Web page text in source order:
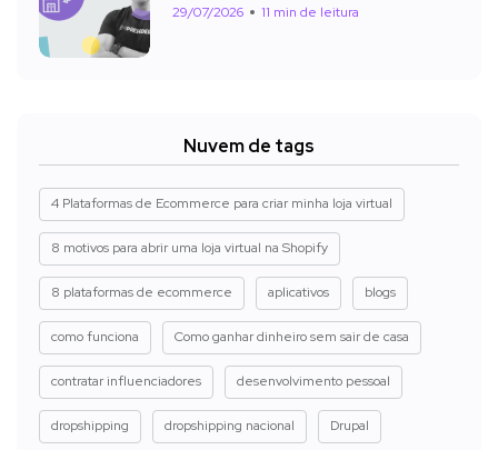
29/07/2026 11 min de leitura
Nuvem de tags
4 Plataformas de Ecommerce para criar minha loja virtual
8 motivos para abrir uma loja virtual na Shopify
8 plataformas de ecommerce aplicativos blogs
como funciona Como ganhar dinheiro sem sair de casa
contratar influenciadores desenvolvimento pessoal
dropshipping dropshipping nacional Drupal